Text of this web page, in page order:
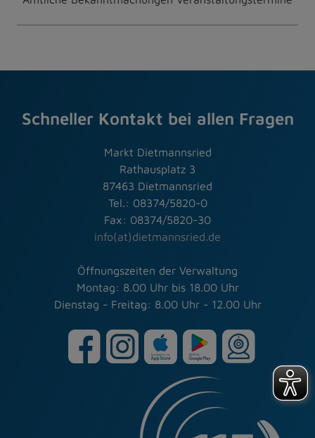
Schneller Kontakt bei allen Fragen
Markt Dietmannsried
Rathausplatz 3
87463 Dietmannsried
Tel.: 08374/5820-0
Fax: 08374/5820-30
info(at)dietmannsried.de
Öffnungszeiten der Verwaltung
Montag: 8.00 Uhr bis 18.00 Uhr
Dienstag - Freitag: 8.00 Uhr - 12.00 Uhr